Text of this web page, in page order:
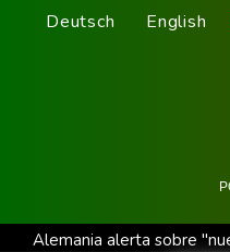
Deutsch English
Alemania alerta sobre